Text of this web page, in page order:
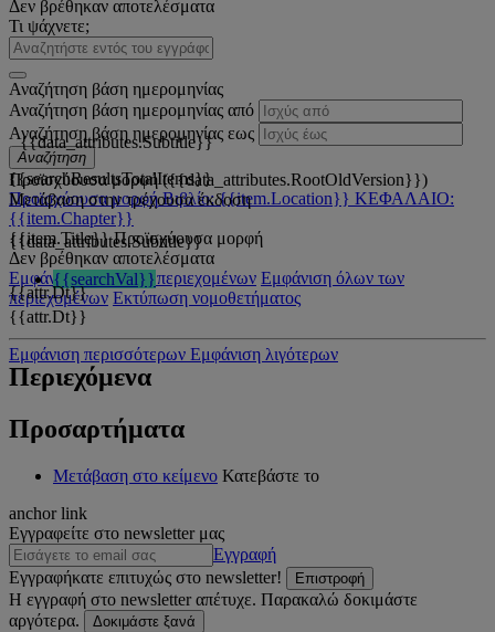
Δεν βρέθηκαν αποτελέσματα
Τι ψάχνετε;
Αναζήτηση βάση ημερομηνίας
Αναζήτηση βάση ημερομηνίας από
Αναζήτηση βάση ημερομηνίας εως
Αναζήτηση
{{searchResultsTotalItems}}
Προϊσχύουσα μορφή Βιβλίο: {{item.Location}} ΚΕΦΑΛΑΙΟ:
{{item.Chapter}}
{{item.Title}} Προϊσχύουσα μορφή
Δεν βρέθηκαν αποτελέσματα
Εμφάνιση όλων των περιεχομένων Εμφάνιση όλων των
περιεχομένων Εκτύπωση νομοθετήματος
{{data_attributes.Subtitle}}
Προϊσχύουσα μορφή ({{data_attributes.RootOldVersion}})
Μετάβαση στην τρέχουσα έκδοση
{{data_attributes.Subtitle}}
{{searchVal}}
{{attr.Dt}}
Εμφάνιση περισσότερων Εμφάνιση λιγότερων
{{attr.Dt}}
Περιεχόμενα
Προσαρτήματα
Μετάβαση στο κείμενο Κατεβάστε το
anchor link
Εγγραφείτε στο newsletter μας
Εγγραφή
Εγγραφήκατε επιτυχώς στο newsletter!
Επιστροφή
Η εγγραφή στο newsletter απέτυχε. Παρακαλώ δοκιμάστε
αργότερα.
Δοκιμάστε ξανά